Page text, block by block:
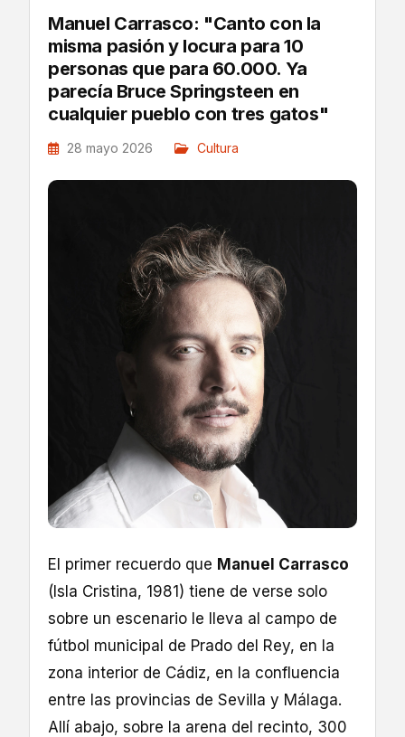
Manuel Carrasco: "Canto con la
misma pasión y locura para 10
personas que para 60.000. Ya
parecía Bruce Springsteen en
cualquier pueblo con tres gatos"
28 mayo 2026 Cultura
El primer recuerdo que Manuel Carrasco
(Isla Cristina, 1981) tiene de verse solo
sobre un escenario le lleva al campo de
fútbol municipal de Prado del Rey, en la
zona interior de Cádiz, en la confluencia
entre las provincias de Sevilla y Málaga.
Allí abajo, sobre la arena del recinto, 300